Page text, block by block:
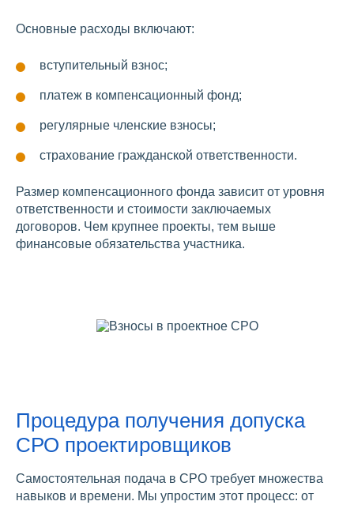
Основные расходы включают:
вступительный взнос;
платеж в компенсационный фонд;
регулярные членские взносы;
страхование гражданской ответственности.
Размер компенсационного фонда зависит от уровня
ответственности и стоимости заключаемых
договоров. Чем крупнее проекты, тем выше
финансовые обязательства участника.
Процедура получения допуска
СРО проектировщиков
Самостоятельная подача в СРО требует множества
навыков и времени. Мы упростим этот процесс: от